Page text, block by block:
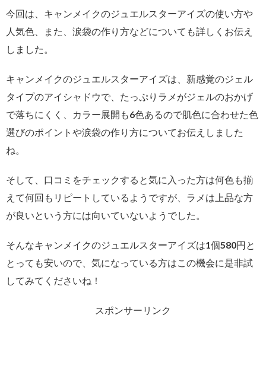
今回は、キャンメイクのジュエルスターアイズの使い方や
人気色、また、涙袋の作り方などについても詳しくお伝え
しました。
キャンメイクのジュエルスターアイズは、新感覚のジェル
タイプのアイシャドウで、たっぷりラメがジェルのおかげ
で落ちにくく、カラー展開も6色あるので肌色に合わせた色
選びのポイントや涙袋の作り方についてお伝えしました
ね。
そして、口コミをチェックすると気に入った方は何色も揃
えて何回もリピートしているようですが、ラメは上品な方
が良いという方には向いていないようでした。
そんなキャンメイクのジュエルスターアイズは1個580円と
とっても安いので、気になっている方はこの機会に是非試
してみてくださいね！
スポンサーリンク